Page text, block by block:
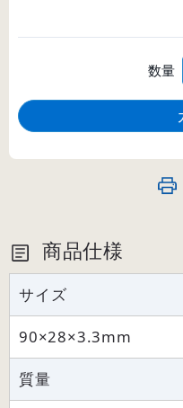
数量
商品仕様
サイズ
90×28×3.3mm
質量